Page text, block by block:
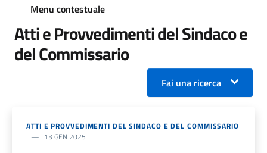
Menu contestuale
Atti e Provvedimenti del Sindaco e
del Commissario
Fai una ricerca
ATTI E PROVVEDIMENTI DEL SINDACO E DEL COMMISSARIO
13 GEN 2025